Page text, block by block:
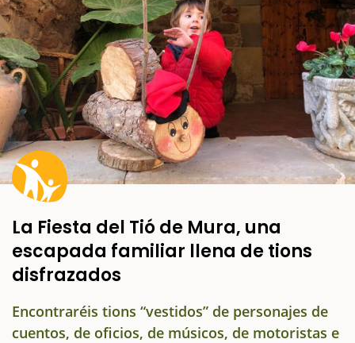
La Fiesta del Tió de Mura, una
escapada familiar llena de tions
disfrazados
Encontraréis tions “vestidos” de personajes de
cuentos, de oficios, de músicos, de motoristas e